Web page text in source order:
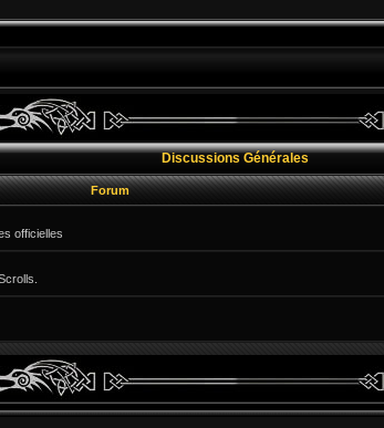
Discussions Générales
Forum
officielles